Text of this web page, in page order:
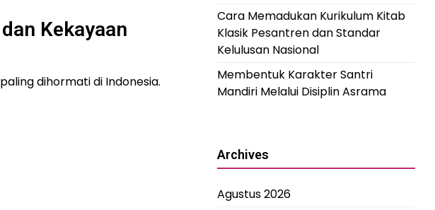
Kekayaan
dihormati di Indonesia.
Cara Memadukan Kurikulum Kitab
Klasik Pesantren dan Standar
Kelulusan Nasional
Membentuk Karakter Santri
Mandiri Melalui Disiplin Asrama
Archives
Agustus 2026